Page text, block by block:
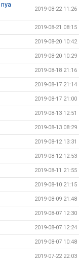
2019-08-22 11:26
2019-08-21 08:15
2019-08-20 10:42
2019-08-20 10:29
2019-08-18 21:16
2019-08-17 21:14
2019-08-17 21:00
2019-08-13 12:51
2019-08-13 08:29
2019-08-12 13:31
2019-08-12 12:53
2019-08-11 21:55
2019-08-10 21:15
2019-08-09 21:48
2019-08-07 12:30
2019-08-07 12:24
2019-08-07 10:48
2019-07-22 22:03